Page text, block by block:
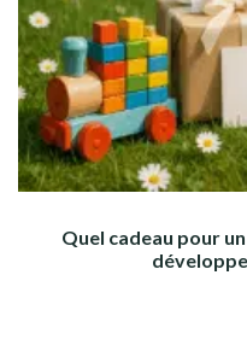
Quel cadeau pour